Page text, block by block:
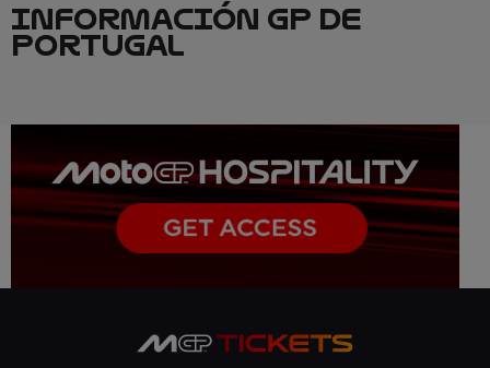
INFORMACIÓN GP DE
PORTUGAL